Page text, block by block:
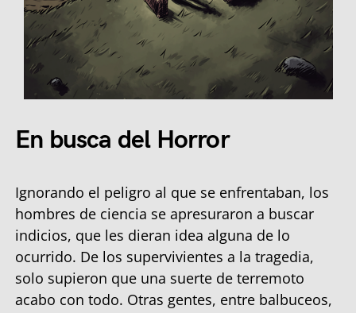
En busca del Horror
Ignorando el peligro al que se enfrentaban, los
hombres de ciencia se apresuraron a buscar
indicios, que les dieran idea alguna de lo
ocurrido. De los supervivientes a la tragedia,
solo supieron que una suerte de terremoto
acabo con todo. Otras gentes, entre balbuceos,